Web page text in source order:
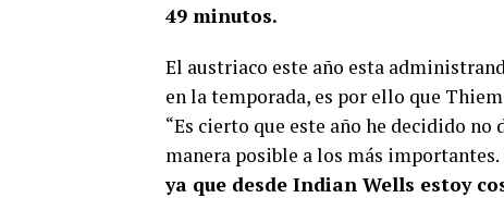
49 minutos.
El austriaco este año esta
en la temporada, es por ello que
“Es cierto que este año he decidido
manera posible a los más importantes.
ya que desde Indian Wells estoy